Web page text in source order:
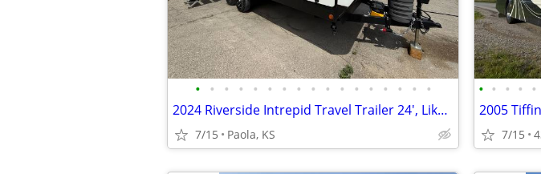
• • • • • • • • • • • • • • • • •
2024 Riverside Intrepid Travel Trailer 24', Like New! OBO
7/15 Paola, KS
• • • • •
7/15